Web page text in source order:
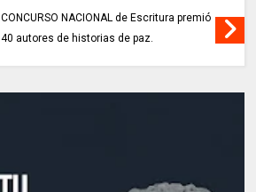
CONCURSO NACIONAL de Escritura premió
40 autores de historias de paz.